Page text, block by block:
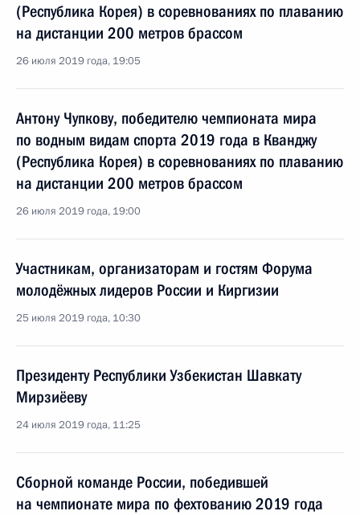
(Республика Корея) в соревнованиях по плаванию
на дистанции 200 метров брассом
26 июля 2019 года, 19:05
Антону Чупкову, победителю чемпионата мира
по водным видам спорта 2019 года в Кванджу
(Республика Корея) в соревнованиях по плаванию
на дистанции 200 метров брассом
26 июля 2019 года, 19:00
Участникам, организаторам и гостям Форума
молодёжных лидеров России и Киргизии
25 июля 2019 года, 10:30
Президенту Республики Узбекистан Шавкату
Мирзиёеву
24 июля 2019 года, 11:25
Сборной команде России, победившей
на чемпионате мира по фехтованию 2019 года